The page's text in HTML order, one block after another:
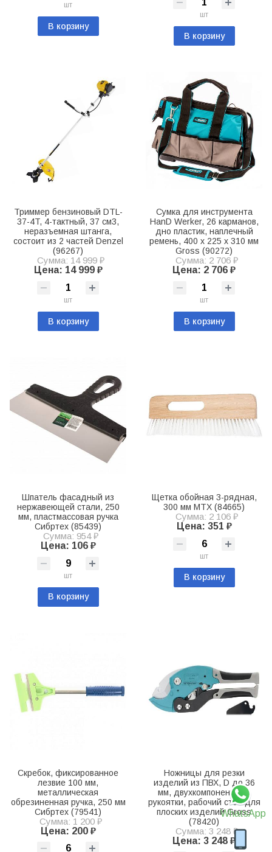
WhatsApp
шт
В корзину
шт
В корзину
Триммер бензиновый DTL-
37-4T, 4-тактный, 37 см3,
неразъемная штанга,
состоит из 2 частей Denzel
(96267)
Сумма: 14 999 ₽
Цена: 14 999 ₽
шт
В корзину
Сумка для инструмента
HanD Werker, 26 карманов,
дно пластик, наплечный
ремень, 400 х 225 х 310 мм
Gross (90272)
Сумма: 2 706 ₽
Цена: 2 706 ₽
шт
В корзину
Шпатель фасадный из
нержавеющей стали, 250
мм, пластмассовая ручка
Сибртех (85439)
Сумма: 954 ₽
Цена: 106 ₽
шт
В корзину
Щетка обойная 3-рядная,
300 мм MTX (84665)
Сумма: 2 106 ₽
Цена: 351 ₽
шт
В корзину
Скребок, фиксированное
лезвие 100 мм,
металлическая
обрезиненная ручка, 250 мм
Сибртех (79541)
Сумма: 1 200 ₽
Цена: 200 ₽
Ножницы для резки
изделий из ПВХ, D до 36
мм, двухкомпонентные
рукоятки, рабочий стол для
плоских изделий Gross
(78420)
Сумма: 3 248 ₽
Цена: 3 248 ₽